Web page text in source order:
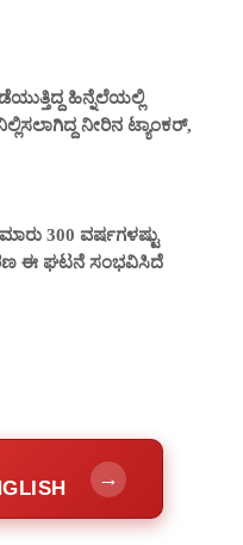
ಹಿನ್ನೆಲೆಯಲ್ಲಿ
ನೀರಿನ ಟ್ಯಾಂಕರ್,
300 ವರ್ಷಗಳಷ್ಟು
ಈ ಘಟನೆ ಸಂಭವಿಸಿದೆ
→